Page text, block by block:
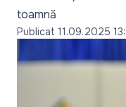
toamnă
Publicat 11.09.2025